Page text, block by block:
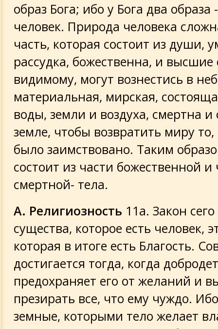
образ Бога; ибо у Бога два
человек. Природа человека
часть, которая состоит из души,
рассудка, божественна, и высшие
видимому, могут вознестись в
материальная, мирская,
воды, земли и воздуха, смертна и
земле, чтобы возвратить миру то,
было заимствовано. Таким
состоит из части божественной и
смертной- тела.
А. Религиозность 11а. Закон
существа, которое есть человек,
которая в итоге есть Благость.
достигается тогда, когда
предохраняет его от желаний и
презирать все, что ему чуждо.
земные, которыми тело желает